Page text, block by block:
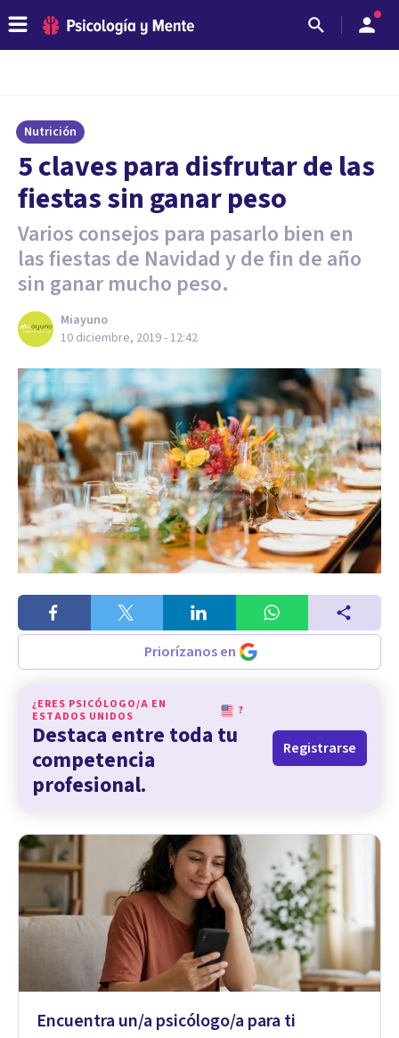
Nutrición
5 claves para disfrutar de las
fiestas sin ganar peso
Varios consejos para pasarlo bien en
las fiestas de Navidad y de fin de año
sin ganar mucho peso.
Miayuno
10 diciembre, 2019 - 12:42
Priorízanos en
¿ERES PSICÓLOGO/A EN
ESTADOS UNIDOS
?
Destaca entre toda tu
competencia
profesional.
Registrarse
Encuentra un/a psicólogo/a para ti